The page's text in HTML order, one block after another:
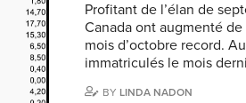
Profitant de l’élan de
Canada ont augmenté
mois d’octobre record.
immatriculés le mois
BY LINDA NADON